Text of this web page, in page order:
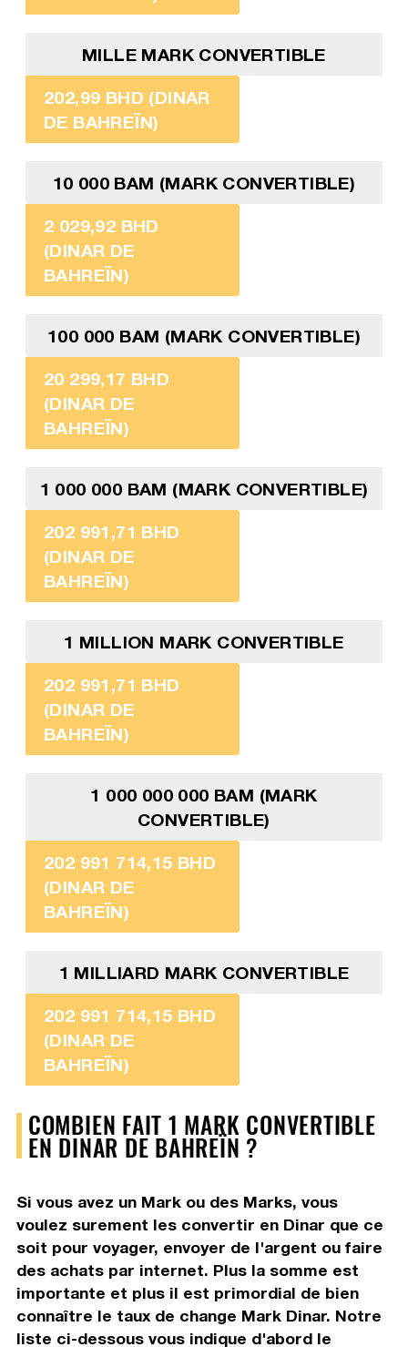
MILLE MARK CONVERTIBLE
202,99 BHD (DINAR
DE BAHREÏN)
10 000 BAM (MARK CONVERTIBLE)
2 029,92 BHD
(DINAR DE
BAHREÏN)
100 000 BAM (MARK CONVERTIBLE)
20 299,17 BHD
(DINAR DE
BAHREÏN)
1 000 000 BAM (MARK CONVERTIBLE)
202 991,71 BHD
(DINAR DE
BAHREÏN)
1 MILLION MARK CONVERTIBLE
202 991,71 BHD
(DINAR DE
BAHREÏN)
1 000 000 000 BAM (MARK
CONVERTIBLE)
202 991 714,15 BHD
(DINAR DE
BAHREÏN)
1 MILLIARD MARK CONVERTIBLE
202 991 714,15 BHD
(DINAR DE
BAHREÏN)
COMBIEN FAIT 1 MARK CONVERTIBLE
EN DINAR DE BAHREÏN ?
Si vous avez un Mark ou des Marks, vous
voulez surement les convertir en Dinar que ce
soit pour voyager, envoyer de l'argent ou faire
des achats par internet. Plus la somme est
importante et plus il est primordial de bien
connaître le taux de change Mark Dinar. Notre
liste ci-dessous vous indique d'abord le